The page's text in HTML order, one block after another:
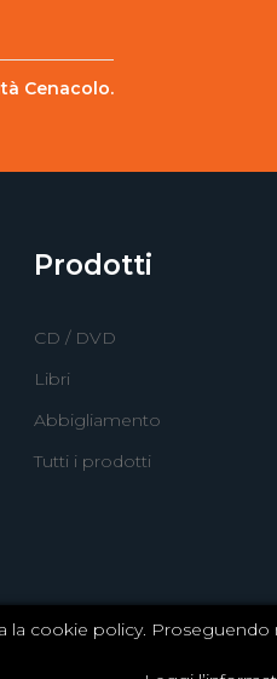
Cenacolo.
Prodotti
CD / DVD
Libri
Abbigliamento
Tutti i prodotti
cookie policy. Proseguendo